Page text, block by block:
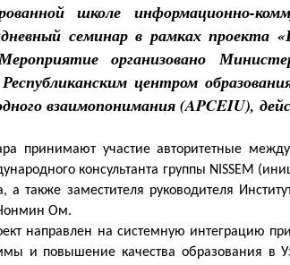
школе информационно-
семинар в рамках проекта
организовано
центром
взаимопонимания (APCEIU),
принимают участие авторитетные
консультанта группы NISSEM
а также заместителя руководителя
Ом.
направлен на системную интеграцию
и повышение качества образования в